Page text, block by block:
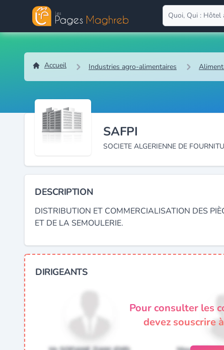
Accueil Industries agro-alimentaires
SAFPI
SOCIETE ALGERIENNE DE
DESCRIPTION
DISTRIBUTION ET COMMERCIALISATION DES
ET DE LA SEMOULERIE.
DIRIGEANTS
Pour consulter les
devez souscrire